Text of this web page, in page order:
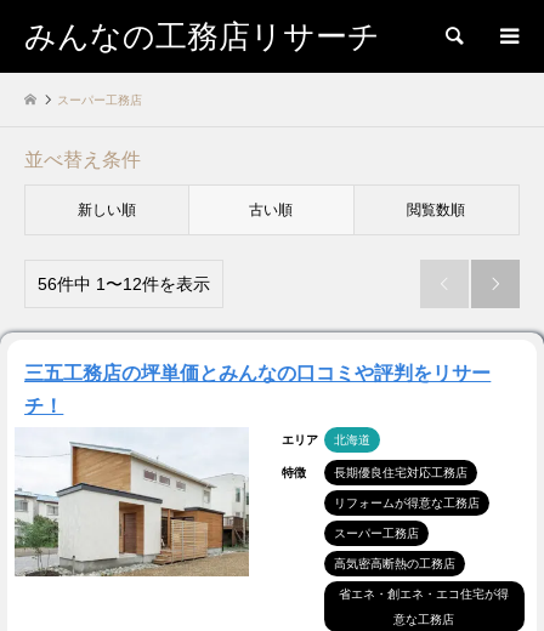
みんなの工務店リサーチ 検索
スーパー工務店
並べ替え条件
新しい順 古い順 閲覧数順
56件中 1〜12件を表示  
三五工務店の坪単価とみんなの口コミや評判をリサー
チ！
エリア 北海道
特徴 長期優良住宅対応工務店
リフォームが得意な工務店
スーパー工務店
高気密高断熱の工務店
省エネ・創エネ・エコ住宅が得
意な工務店